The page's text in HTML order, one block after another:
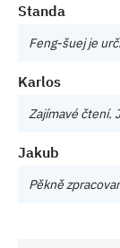
Standa
Feng-šuej je
Karlos
Zajímavé čtení.
Jakub
Pěkně